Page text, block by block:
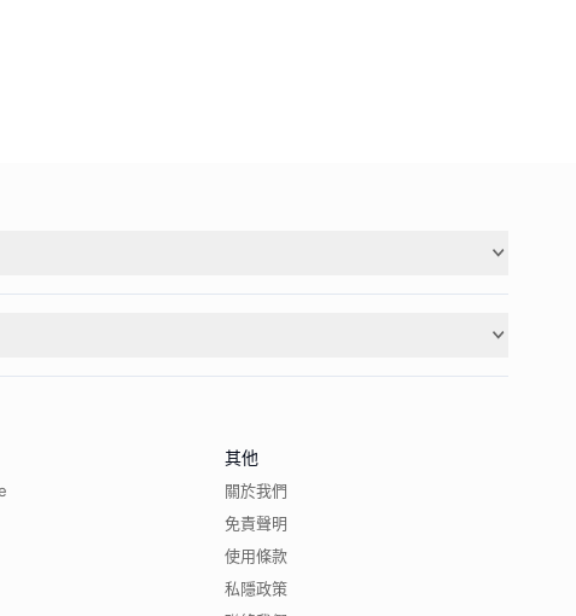
其他
關於我們
免責聲明
使用條款
私隱政策